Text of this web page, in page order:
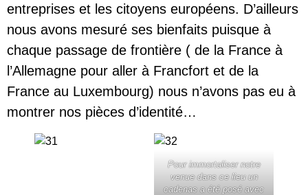
entreprises et les citoyens européens. D’ailleurs
nous avons mesuré ses bienfaits puisque à
chaque passage de frontière ( de la France à
l’Allemagne pour aller à Francfort et de la
France au Luxembourg) nous n’avons pas eu à
montrer nos pièces d’identité…
Pour immortaliser notre
venue dans ce lieu un
cadenas a été posé avec